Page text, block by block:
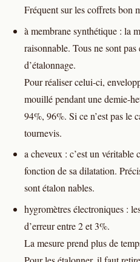
Fréquent sur les coffrets bon
à membrane synthétique : la
raisonnable. Tous ne sont pas
d’étalonnage.
Pour réaliser celui-ci,
mouillé pendant une demie-
94%, 96%. Si ce n’est pas le
tournevis.
a cheveux : c’est un véritable
fonction de sa dilatation.
sont étalon nables.
hygromètres électroniques :
d’erreur entre 2 et 3%.
La mesure prend plus de